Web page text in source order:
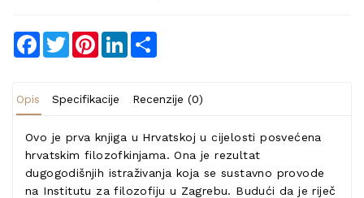
Facebook
TwitterPinterestLinkedIn
Opis Specifikacije Recenzije (0)
Ovo je prva knjiga u Hrvatskoj u cijelosti posvećena
hrvatskim filozofkinjama. Ona je rezultat
dugogodišnjih istraživanja koja se sustavno provode
na Institutu za filozofiju u Zagrebu. Budući da je riječ